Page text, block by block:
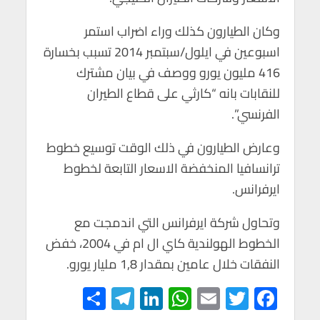
وكان الطيارون كذلك وراء اضراب استمر
اسبوعين في ايلول/سبتمبر 2014 تسبب بخسارة
416 مليون يورو ووصف في بيان مشترك
للنقابات بانه “كارثي على قطاع الطيران
الفرنسي”.
وعارض الطيارون في ذلك الوقت توسيع خطوط
ترانسافيا المنخفضة الاسعار التابعة لخطوط
ايرفرانس.
وتحاول شركة ايرفرانس التي اندمجت مع
الخطوط الهولندية كاي ال ام في 2004، خفض
النفقات خلال عامين بمقدار 1,8 مليار يورو.
F
T
E
W
Li
Te